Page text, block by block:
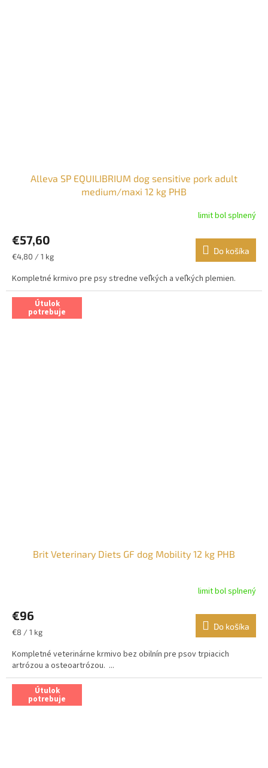
Alleva SP EQUILIBRIUM dog sensitive pork adult
medium/maxi 12 kg PHB
limit bol splnený
€57,60
Jednotková
€4,80 / 1 kg
Do košíka
Kompletné krmivo pre psy stredne veľkých a veľkých plemien.
Útulok
potrebuje
Brit Veterinary Diets GF dog Mobility 12 kg PHB
limit bol splnený
€96
Jednotková
€8 / 1 kg
Do košíka
Kompletné veterinárne krmivo bez obilnín pre psov trpiacich
artrózou a osteoartrózou. ...
Útulok
potrebuje